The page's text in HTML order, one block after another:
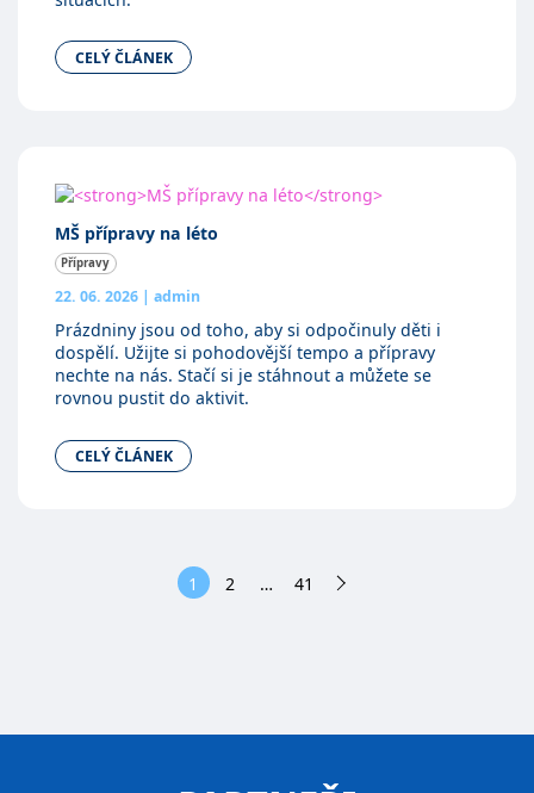
CELÝ ČLÁNEK
MŠ přípravy na léto
Přípravy
22. 06. 2026 | admin
Prázdniny jsou od toho, aby si odpočinuly děti i
dospělí. Užijte si pohodovější tempo a přípravy
nechte na nás. Stačí si je stáhnout a můžete se
rovnou pustit do aktivit.
CELÝ ČLÁNEK
1 2 … 41